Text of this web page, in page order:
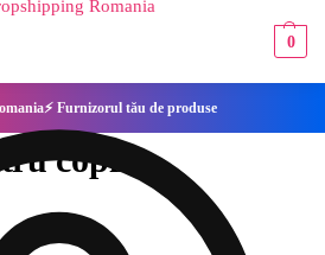
0
Furnizorul tău de produse
copii